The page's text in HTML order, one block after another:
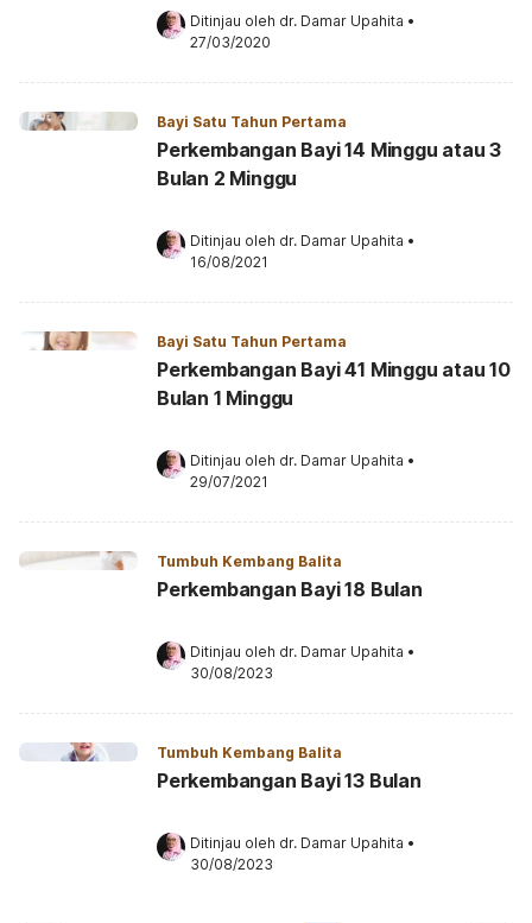
Ditinjau oleh dr. Damar Upahita •
27/03/2020
Bayi Satu Tahun Pertama
Perkembangan Bayi 14 Minggu atau 3
Bulan 2 Minggu
Ditinjau oleh dr. Damar Upahita •
16/08/2021
Bayi Satu Tahun Pertama
Perkembangan Bayi 41 Minggu atau 10
Bulan 1 Minggu
Ditinjau oleh dr. Damar Upahita •
29/07/2021
Tumbuh Kembang Balita
Perkembangan Bayi 18 Bulan
Ditinjau oleh dr. Damar Upahita •
30/08/2023
Tumbuh Kembang Balita
Perkembangan Bayi 13 Bulan
Ditinjau oleh dr. Damar Upahita •
30/08/2023